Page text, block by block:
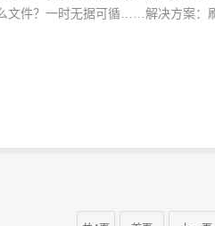
文件？一时无据可循……解决方案：